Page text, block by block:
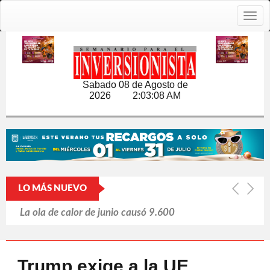
Sabado 08 de Agosto de
2026 2:03:09 AM
LO MÁS NUEVO
La ola de calor de junio causó 9.600
Japón y las armas nucleares: un tabú